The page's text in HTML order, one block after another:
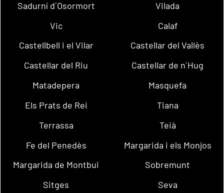
Sadurní d´Osormort
Vilada
Vic
Calaf
Castellbell i el Vilar
Castellar del Vallès
Castellar del Riu
Castellar de n´Hug
Matadepera
Masquefa
Els Prats de Rei
Tiana
Terrassa
Teià
Fe del Penedès
Margarida i els Monjos
Margarida de Montbui
Sobremunt
Sitges
Seva